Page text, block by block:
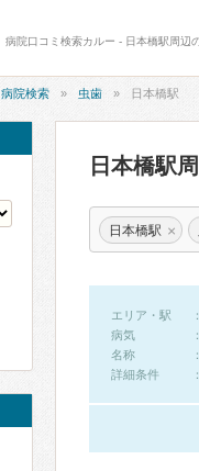
病院口コミ検索カルー - 日本橋駅周辺
病院検索 虫歯 日本橋駅
日本橋駅
日本橋駅 ×
エリア・駅
病気
名称
詳細条件